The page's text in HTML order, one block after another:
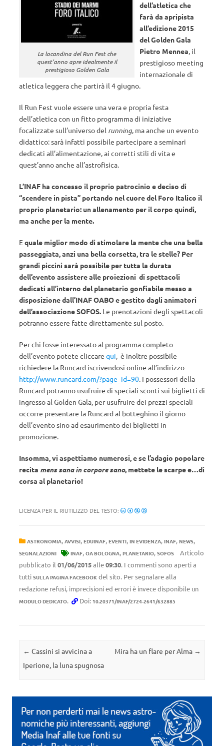
La locandina del Run Fest che
quest’anno apre idealmente il
prestigioso Golden Gala
dell’atletica che
farà da apripista
all’edizione 2015
del Golden Gala
Pietro Mennea, il
prestigioso meeting
internazionale di
atletica leggera che partirà il 4 giugno.
Il Run Fest vuole essere una vera e propria festa
dell’atletica con un fitto programma di iniziative
focalizzate sull’universo del running, ma anche un evento
didattico: sarà infatti possibile partecipare a seminari
dedicati all’alimentazione, ai corretti stili di vita e
quest’anno anche all’astrofisica.
L’INAF ha concesso il proprio patrocinio e deciso di
“scendere in pista” portando nel cuore del Foro Italico il
proprio planetario: un allenamento per il corpo quindi,
ma anche per la mente.
Equale miglior modo di stimolare la mente che una bella
passeggiata, anzi una bella corsetta, tra le stelle? Per
grandi piccini sarà possibile per tutta la durata
dell’evento assistere alle proiezioni di spettacoli
dedicati all’interno del planetario gonfiabile messo a
disposizione dall’INAF OABO e gestito dagli animatori
dell’associazione SOFOS. Le prenotazioni degli spettacoli
potranno essere fatte direttamente sul posto.
Per chi fosse interessato al programma completo
dell’evento potete cliccare qui, è inoltre possibile
richiedere la Runcard iscrivendosi online all’indirizzo
http://www.runcard.com/?page_id=90. I possessori della
Runcard potranno usufruire di speciali sconti sui biglietti di
ingresso al Golden Gala, per usufruire dei prezzi speciali
occorre presentare la Runcard al botteghino il giorno
dell’evento sino ad esaurimento dei biglietti in
promozione.
Insomma, vi aspettiamo numerosi, e se l’adagio popolare
recita mens sana in corpore sano, mettete le scarpe e…di
corsa al planetario!
LICENZA PER IL RIUTILIZZO DEL TESTO:
ASTRONOMIA, AVVISI, EDUINAF, EVENTI, IN EVIDENZA, INAF, NEWS,
SEGNALAZIONI INAF, OA BOLOGNA, PLANETARIO, SOFOS
Articolo
pubblicato il 01/06/2015alle09:30. I commenti sono aperti a
tutti SULLA PAGINA FACEBOOK del sito. Per segnalare alla
redazione refusi, imprecisioni ed errori è invece disponibile un
MODULO DEDICATO. Doi: 10.20371/INAF/2724-2641/632885
Navigazione articolo
← Cassini si avvicina a
Iperione, la luna spugnosa
Mira ha un flare per Alma →